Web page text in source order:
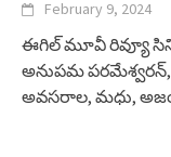
February 9, 2024
ఈగిల్ మూవీ రివ్యూ
అనుపమ
అవసరాల, మధు,